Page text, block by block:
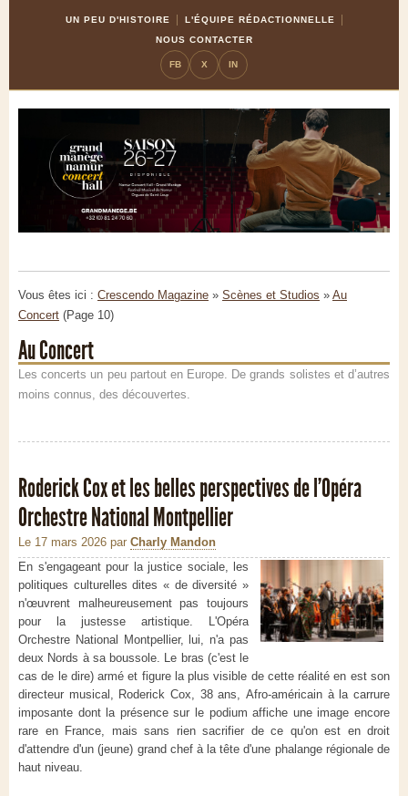
UN PEU D'HISTOIRE
L'ÉQUIPE RÉDACTIONNELLE
NOUS CONTACTER
FB X IN
Vous êtes ici : Crescendo Magazine » Scènes et Studios » Au
Concert (Page 10)
Au Concert
Les concerts un peu partout en Europe. De grands solistes et d’autres
moins connus, des découvertes.
Roderick Cox et les belles perspectives de l'Opéra
Orchestre National Montpellier
Le 17 mars 2026 par Charly Mandon
En s'engageant pour la justice sociale, les
politiques culturelles dites « de diversité »
n'œuvrent malheureusement pas toujours
pour la justesse artistique. L'Opéra
Orchestre National Montpellier, lui, n'a pas
deux Nords à sa boussole. Le bras (c'est le
cas de le dire) armé et figure la plus visible de cette réalité en est son
directeur musical, Roderick Cox, 38 ans, Afro-américain à la carrure
imposante dont la présence sur le podium affiche une image encore
rare en France, mais sans rien sacrifier de ce qu'on est en droit
d'attendre d'un (jeune) grand chef à la tête d'une phalange régionale de
haut niveau.